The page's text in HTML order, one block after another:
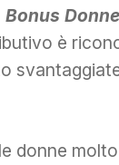
Bonus Donne
è
donne